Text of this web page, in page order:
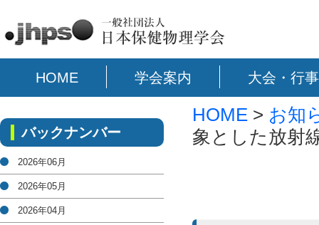
HOME 学会案内 大会・行事
HOME > お知
象とした放射
バックナンバー
2026年06月
2026年05月
2026年04月